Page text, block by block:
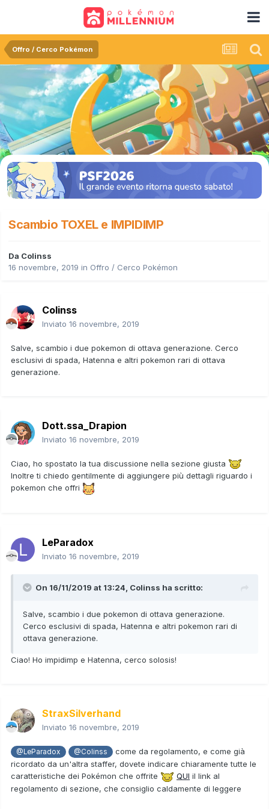
Offro / Cerco Pokémon
Scambio TOXEL e IMPIDIMP
Da Colinss
16 novembre, 2019 in Offro / Cerco Pokémon
Colinss
Inviato 16 novembre, 2019
Salve, scambio i due pokemon di ottava generazione. Cerco
esclusivi di spada, Hatenna e altri pokemon rari di ottava
generazione.
Dott.ssa_Drapion
Inviato 16 novembre, 2019
Ciao, ho spostato la tua discussione nella sezione giusta
Inoltre ti chiedo gentilmente di aggiungere più dettagli riguardo i
pokemon che offri
LeParadox
Inviato 16 novembre, 2019
On 16/11/2019 at 13:24, Colinss ha scritto:
Salve, scambio i due pokemon di ottava generazione.
Cerco esclusivi di spada, Hatenna e altri pokemon rari di
ottava generazione.
Ciao! Ho impidimp e Hatenna, cerco solosis!
StraxSilverhand
Inviato 16 novembre, 2019
@LeParadox @Colinss
come da regolamento, e come già
ricordato da un'altra staffer, dovete indicare chiaramente tutte le
caratteristiche dei Pokémon che offrite
QUI il link al
regolamento di sezione, che consiglio caldamente di leggere